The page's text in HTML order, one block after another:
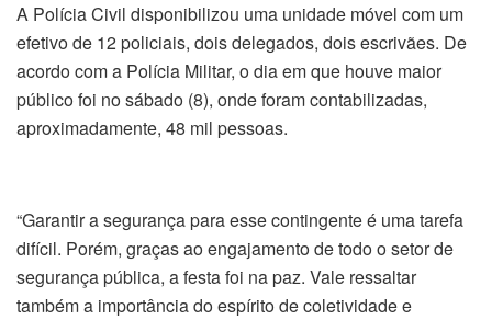
A Polícia Civil disponibilizou uma unidade móvel com um
efetivo de 12 policiais, dois delegados, dois escrivães. De
acordo com a Polícia Militar, o dia em que houve maior
público foi no sábado (8), onde foram contabilizadas,
aproximadamente, 48 mil pessoas.
“Garantir a segurança para esse contingente é uma tarefa
difícil. Porém, graças ao engajamento de todo o setor de
segurança pública, a festa foi na paz. Vale ressaltar
também a importância do espírito de coletividade e